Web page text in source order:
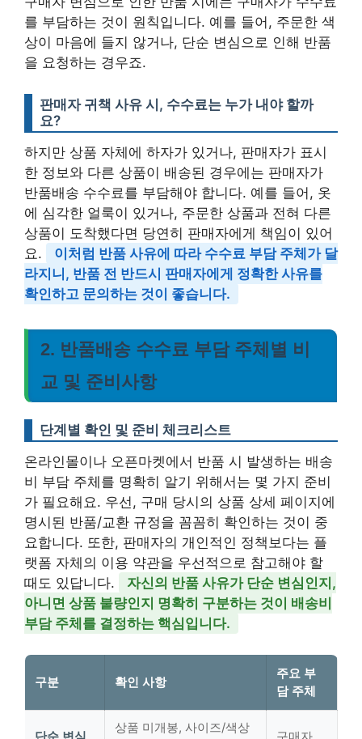
를 부담하는 것이 원칙입니다. 예를 들어, 주문한 색
상이 마음에 들지 않거나, 단순 변심으로 인해 반품
을 요청하는 경우죠.
판매자 귀책 사유 시, 수수료는 누가 내야 할까
요?
하지만 상품 자체에 하자가 있거나, 판매자가 표시
한 정보와 다른 상품이 배송된 경우에는 판매자가
반품배송 수수료를 부담해야 합니다. 예를 들어, 옷
에 심각한 얼룩이 있거나, 주문한 상품과 전혀 다른
상품이 도착했다면 당연히 판매자에게 책임이 있어
요.
이처럼 반품 사유에 따라 수수료 부담 주체가 달
라지니, 반품 전 반드시 판매자에게 정확한 사유를
확인하고 문의하는 것이 좋습니다.
2. 반품배송 수수료 부담 주체별 비
교 및 준비사항
단계별 확인 및 준비 체크리스트
온라인몰이나 오픈마켓에서 반품 시 발생하는 배송
비 부담 주체를 명확히 알기 위해서는 몇 가지 준비
가 필요해요. 우선, 구매 당시의 상품 상세 페이지에
명시된 반품/교환 규정을 꼼꼼히 확인하는 것이 중
요합니다. 또한, 판매자의 개인적인 정책보다는 플
랫폼 자체의 이용 약관을 우선적으로 참고해야 할
때도 있답니다.
자신의 반품 사유가 단순 변심인지,
아니면 상품 불량인지 명확히 구분하는 것이 배송비
부담 주체를 결정하는 핵심입니다.
구분 확인 사항
주요 부
담 주체
상품 미개봉, 사이즈/색상